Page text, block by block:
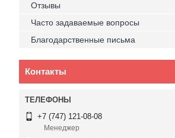
Отзывы
Часто задаваемые вопросы
Благодарственные письма
Контакты
+7 (747) 121-08-08
Менеджер